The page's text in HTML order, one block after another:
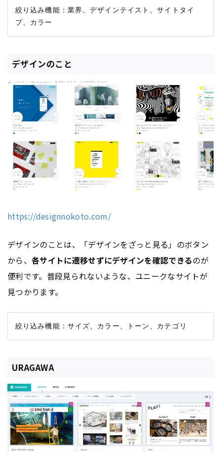
絞り込み機能：業界、デザインテイスト、サイトタイ
デザインのこと
https://designnokoto.com/
デザインのことは、「デザインをざっと見る」のボタン
から、 各サイトに遷移せずにデザインを確認できるのが
便利です。普段見られないような、ユニークなサイトが
見つかります。
URAGAWA